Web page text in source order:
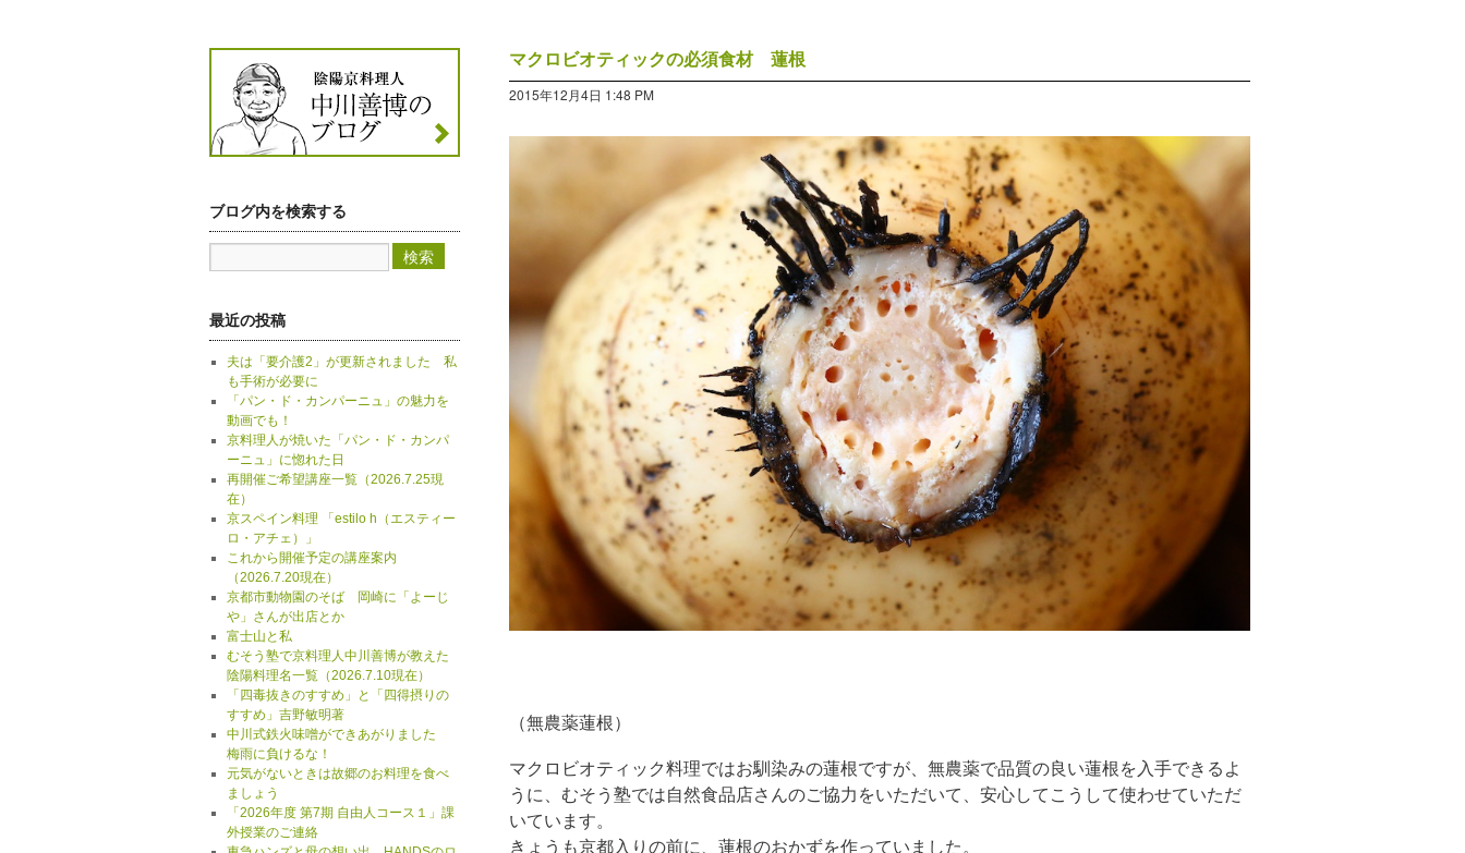
マクロビオティックの必須食材 蓮根
2015年12月4日 1:48 PM
（無農薬蓮根）
マクロビオティック料理ではお馴染みの蓮根ですが、無農薬で品質の良い蓮根を入手できるよ
うに、むそう塾では自然食品店さんのご協力をいただいて、安心してこうして使わせていただ
いています。
きょうも京都入りの前に、蓮根のおかずを作っていました。
ブログ内を検索する
最近の投稿
夫は「要介護2」が更新されました 私
も手術が必要に
「パン・ド・カンパーニュ」の魅力を
動画でも！
京料理人が焼いた「パン・ド・カンパ
ーニュ」に惚れた日
再開催ご希望講座一覧（2026.7.25現
在）
京スペイン料理 「estilo h（エスティー
ロ・アチェ）」
これから開催予定の講座案内
（2026.7.20現在）
京都市動物園のそば 岡崎に「よーじ
や」さんが出店とか
富士山と私
むそう塾で京料理人中川善博が教えた
陰陽料理名一覧（2026.7.10現在）
「四毒抜きのすすめ」と「四得摂りの
すすめ」吉野敏明著
中川式鉄火味噌ができあがりました
梅雨に負けるな！
元気がないときは故郷のお料理を食べ
ましょう
「2026年度 第7期 自由人コース１」課
外授業のご連絡